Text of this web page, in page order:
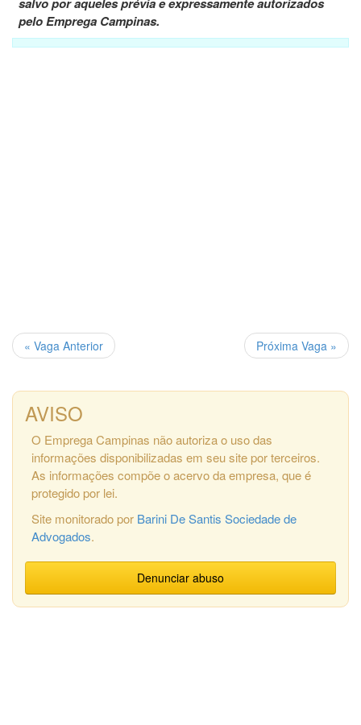
pelo Emprega Campinas.
« Vaga Anterior Próxima Vaga »
AVISO
O Emprega Campinas não autoriza o uso das
informações disponibilizadas em seu site por terceiros.
As informações compõe o acervo da empresa, que é
protegido por lei.
Site monitorado por Barini De Santis Sociedade de
Advogados.
Denunciar abuso